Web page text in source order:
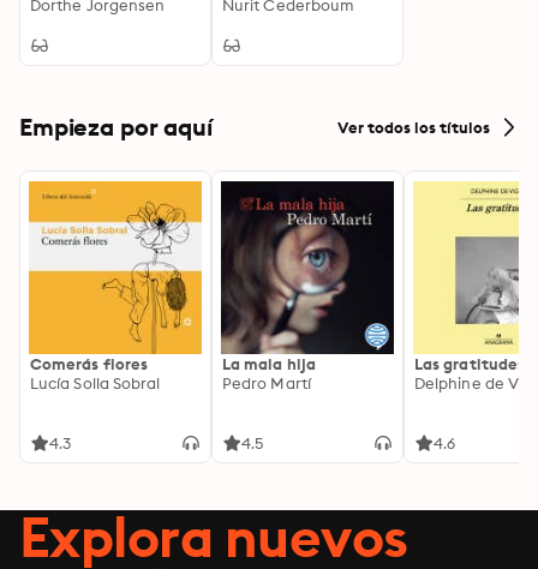
Philosophy
Dorthe Jorgensen
Nurit Cederboum
Empieza por aquí Ver todos los títulos
Comerás flores
Lucía Solla Sobral
4.3
La mala hija
Pedro Martí
4.5
Las gratitudes
Delphine de
4.6
Explora nuevos